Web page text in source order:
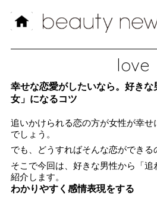
love
幸せな恋愛がしたいなら。好きな
女」になるコツ
追いかけられる恋の方が女性が幸せ
でしょう。
でも、どうすればそんな恋ができる
そこで今回は、好きな男性から「
紹介します。
わかりやすく感情表現をする